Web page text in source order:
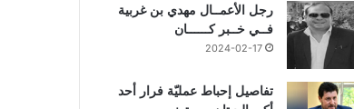
رجل الأعمــال مهدي بن غربية
فــي خــبر كــــــان
2024-02-17
تفاصيل إحباط عمليّة فرار أحد